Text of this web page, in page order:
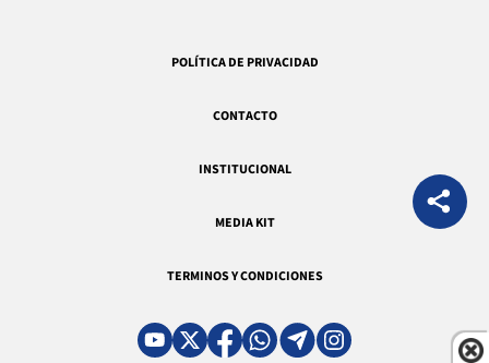
POLÍTICA DE PRIVACIDAD
CONTACTO
INSTITUCIONAL
MEDIA KIT
TERMINOS Y CONDICIONES